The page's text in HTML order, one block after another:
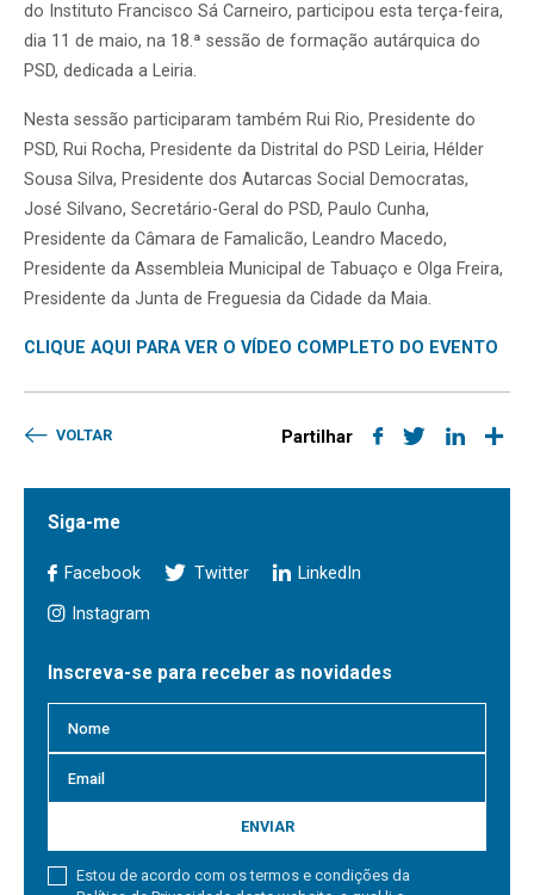
do Instituto Francisco Sá Carneiro, participou esta terça-feira,
dia 11 de maio, na 18.ª sessão de formação autárquica do
PSD, dedicada a Leiria.
Nesta sessão participaram também Rui Rio, Presidente do
PSD, Rui Rocha, Presidente da Distrital do PSD Leiria, Hélder
Sousa Silva, Presidente dos Autarcas Social Democratas,
José Silvano, Secretário-Geral do PSD, Paulo Cunha,
Presidente da Câmara de Famalicão, Leandro Macedo,
Presidente da Assembleia Municipal de Tabuaço e Olga Freira,
Presidente da Junta de Freguesia da Cidade da Maia.
CLIQUE AQUI PARA VER O VÍDEO COMPLETO DO EVENTO
VOLTAR Partilhar
Siga-me
Facebook Twitter LinkedIn
Instagram
Inscreva-se para receber as novidades
ENVIAR
Estou de acordo com os termos e condições da